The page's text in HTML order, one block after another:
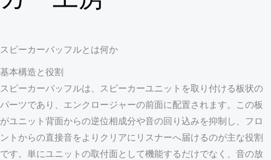
スピーカーバッフルとは何か
基本構造と役割
スピーカーバッフルは、スピーカーユニットを取り付ける板状の
パーツであり、エンクロージャーの前面に配置されます。この板
がユニット背面からの逆位相成分や音の回り込みを抑制し、フロ
ントからの直接音をよりクリアにリスナーへ届けるのが主な役割
です。単にユニットの取付面として機能するだけでなく、音の放